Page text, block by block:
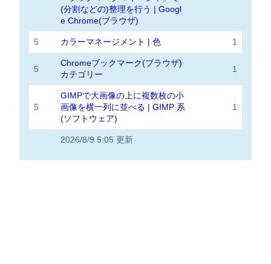
(分割などの)整理を行う | Googl
e Chrome(ブラウザ)
5 カラーマネージメント | 色 1
5
Chromeブックマーク(ブラウザ)
カテゴリー
1
5
GIMPで大画像の上に複数枚の小
画像を横一列に並べる | GIMP 系
(ソフトウェア)
1
2026/8/9 5:05 更新